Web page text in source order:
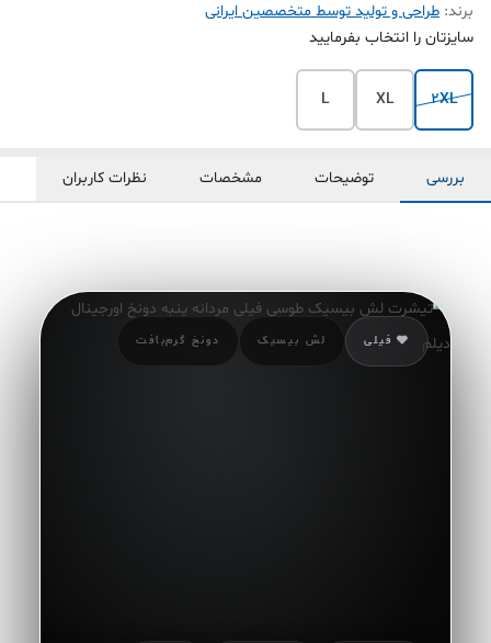
برند: طراحی و تولید توسط متخصصین ایرانی
سایزتان را انتخاب بفرمایید
2XL
XL
L
بررسی توضیحات مشخصات نظرات کاربران
🩶 فیلی لش بیسیک دونخ گرم‌بافت